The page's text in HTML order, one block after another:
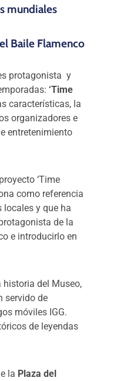
mundiales
Baile Flamenco
protagonista y
‘Time
características, la
organizadores e
entretenimiento
‘Time
como referencia
y que ha
de la
e introducirlo en
historia del Museo,
servido de
móviles IGG.
de leyendas
la Plaza del